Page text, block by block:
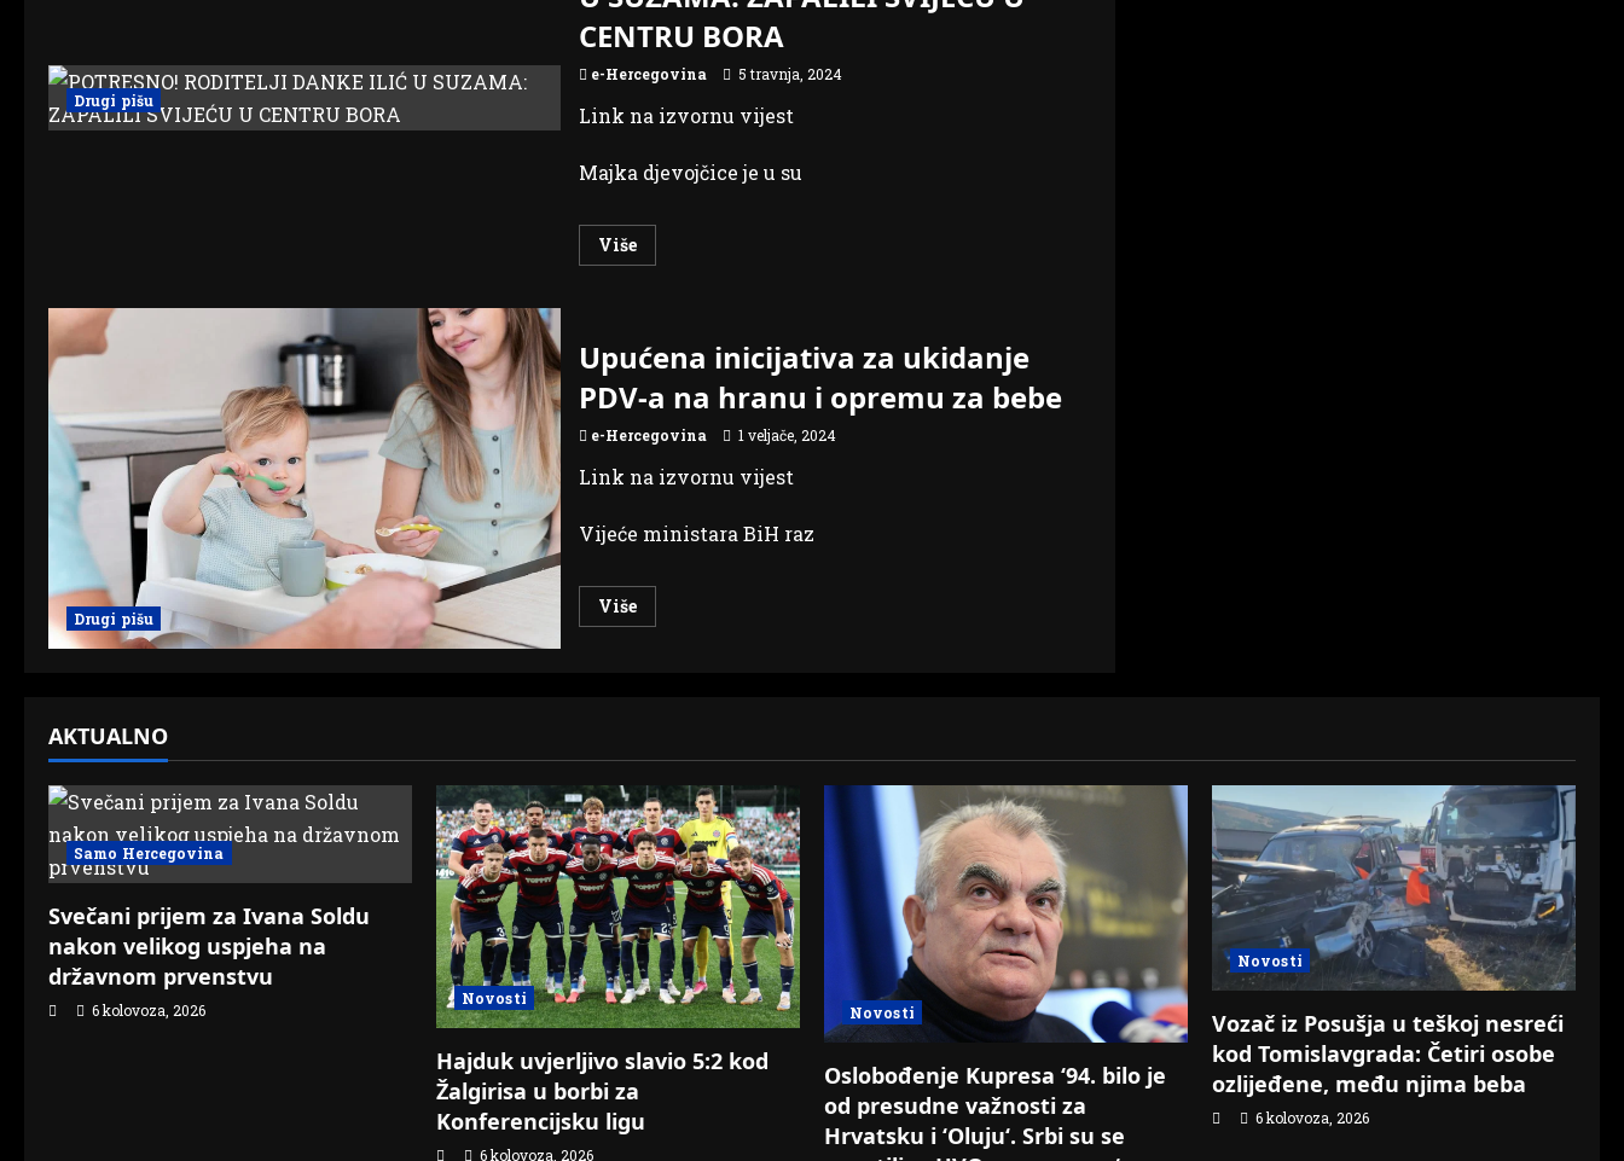
i
tendenciozne
informacije
Drugi pišu
CENTRU BORA
e-Hercegovina 5 travnja, 2024
Link na izvornu vijest
Majka djevojčice je u su
VišeRead
more
ILIĆ
U
ZAPALILI
SVIJEĆU
U
CENTRU
BORA
Drugi pišu
Upućena inicijativa za ukidanje
PDV-a na hranu i opremu za bebe
e-Hercegovina 1 veljače, 2024
Link na izvornu vijest
Vijeće ministara BiH raz
VišeRead
more
na
opremu
za
bebe
AKTUALNO
Samo Hercegovina
Svečani prijem za Ivana Soldu
nakon velikog uspjeha na
državnom prvenstvu
6 kolovoza, 2026
Novosti
Hajduk uvjerljivo slavio 5:2 kod
Žalgirisa u borbi za
Konferencijsku ligu
6 kolovoza, 2026
Novosti
Oslobođenje Kupresa ‘94. bilo je
od presudne važnosti za
Hrvatsku i ‘Oluju‘. Srbi su se
Novosti
Vozač iz Posušja u teškoj nesreći
kod Tomislavgrada: Četiri osobe
ozlijeđene, među njima beba
6 kolovoza, 2026